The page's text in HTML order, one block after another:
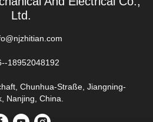
Ltd.
18952048192
Chunhua-Straße, Jiangning-
Nanjing, China.